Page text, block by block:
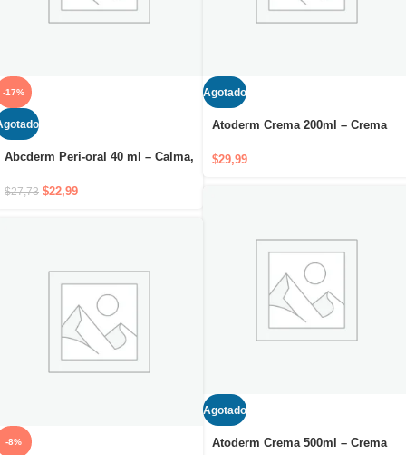
-17%
Abcderm Peri-oral 40 ml – Calma,
el contorno de la boca
$27,73 $22,99
Agotado
Atoderm Crema 200ml – Crema
nutritivo y protector
$29,99
Agotado
Atoderm Crema 500ml – Crema
-8%